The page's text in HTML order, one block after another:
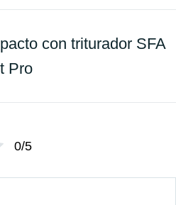
con triturador SFA
Pro
0/5